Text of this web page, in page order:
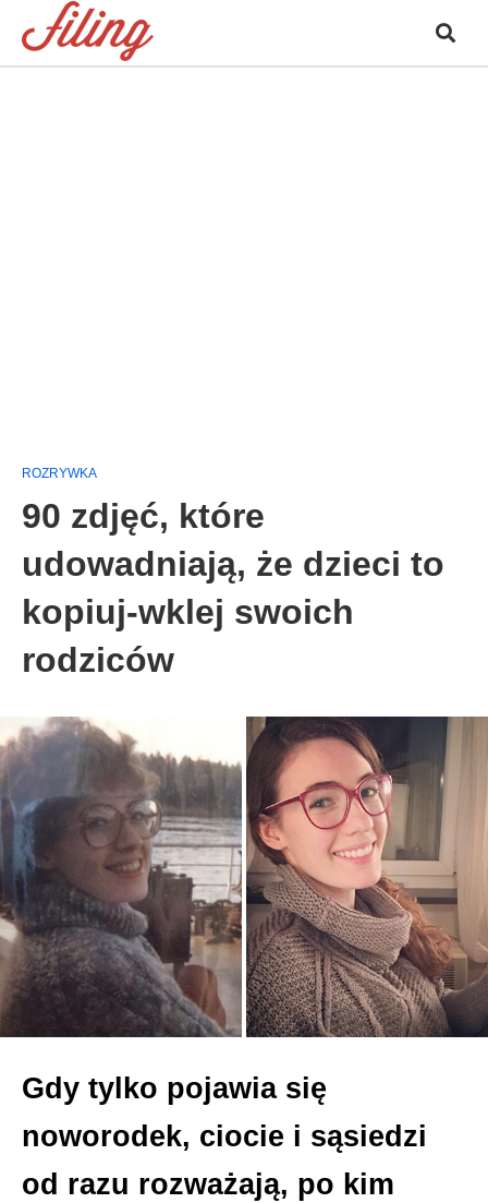
ROZRYWKA
90 zdjęć, które
udowadniają, że dzieci to
kopiuj-wklej swoich
rodziców
Gdy tylko pojawia się
noworodek, ciocie i sąsiedzi
od razu rozważają, po kim